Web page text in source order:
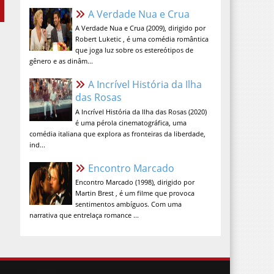
A Verdade Nua e Crua (2009), dirigido por
Robert Luketic , é uma comédia romântica
que joga luz sobre os estereótipos de
gênero e as dinâm...
Rosas
A Incrível História da Ilha das Rosas (2020)
é uma pérola cinematográfica, uma
comédia italiana que explora as fronteiras da liberdade,
ind...
Encontro Marcado (1998), dirigido por
Martin Brest , é um filme que provoca
sentimentos ambíguos. Com uma
narrativa que entrelaça romance ...